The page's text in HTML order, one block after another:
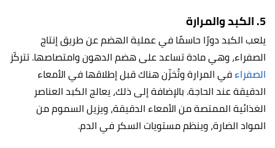
5. الكبد والمرارة
يلعب الكبد دورًا حاسمًا في عملية الهضم عن طريق إنتاج
الصفراء، وهي مادة تساعد على هضم الدهون وامتصاصها. تتركّز
الصفراءفي المرارة وتُخزّن هناك قبل إطلاقها في الأمعاء
الدقيقة عند الحاجة. بالإضافة إلى ذلك، يعالج الكبد العناصر
الغذائية الممتصة من الأمعاء الدقيقة، ويزيل السموم من
المواد الضارة، وينظم مستويات السكر في الدم.